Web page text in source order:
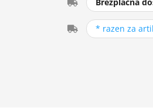
* razen za